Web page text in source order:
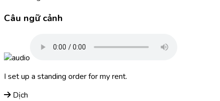
Câu ngữ cảnh
I set up a standing order for my rent.
Dịch